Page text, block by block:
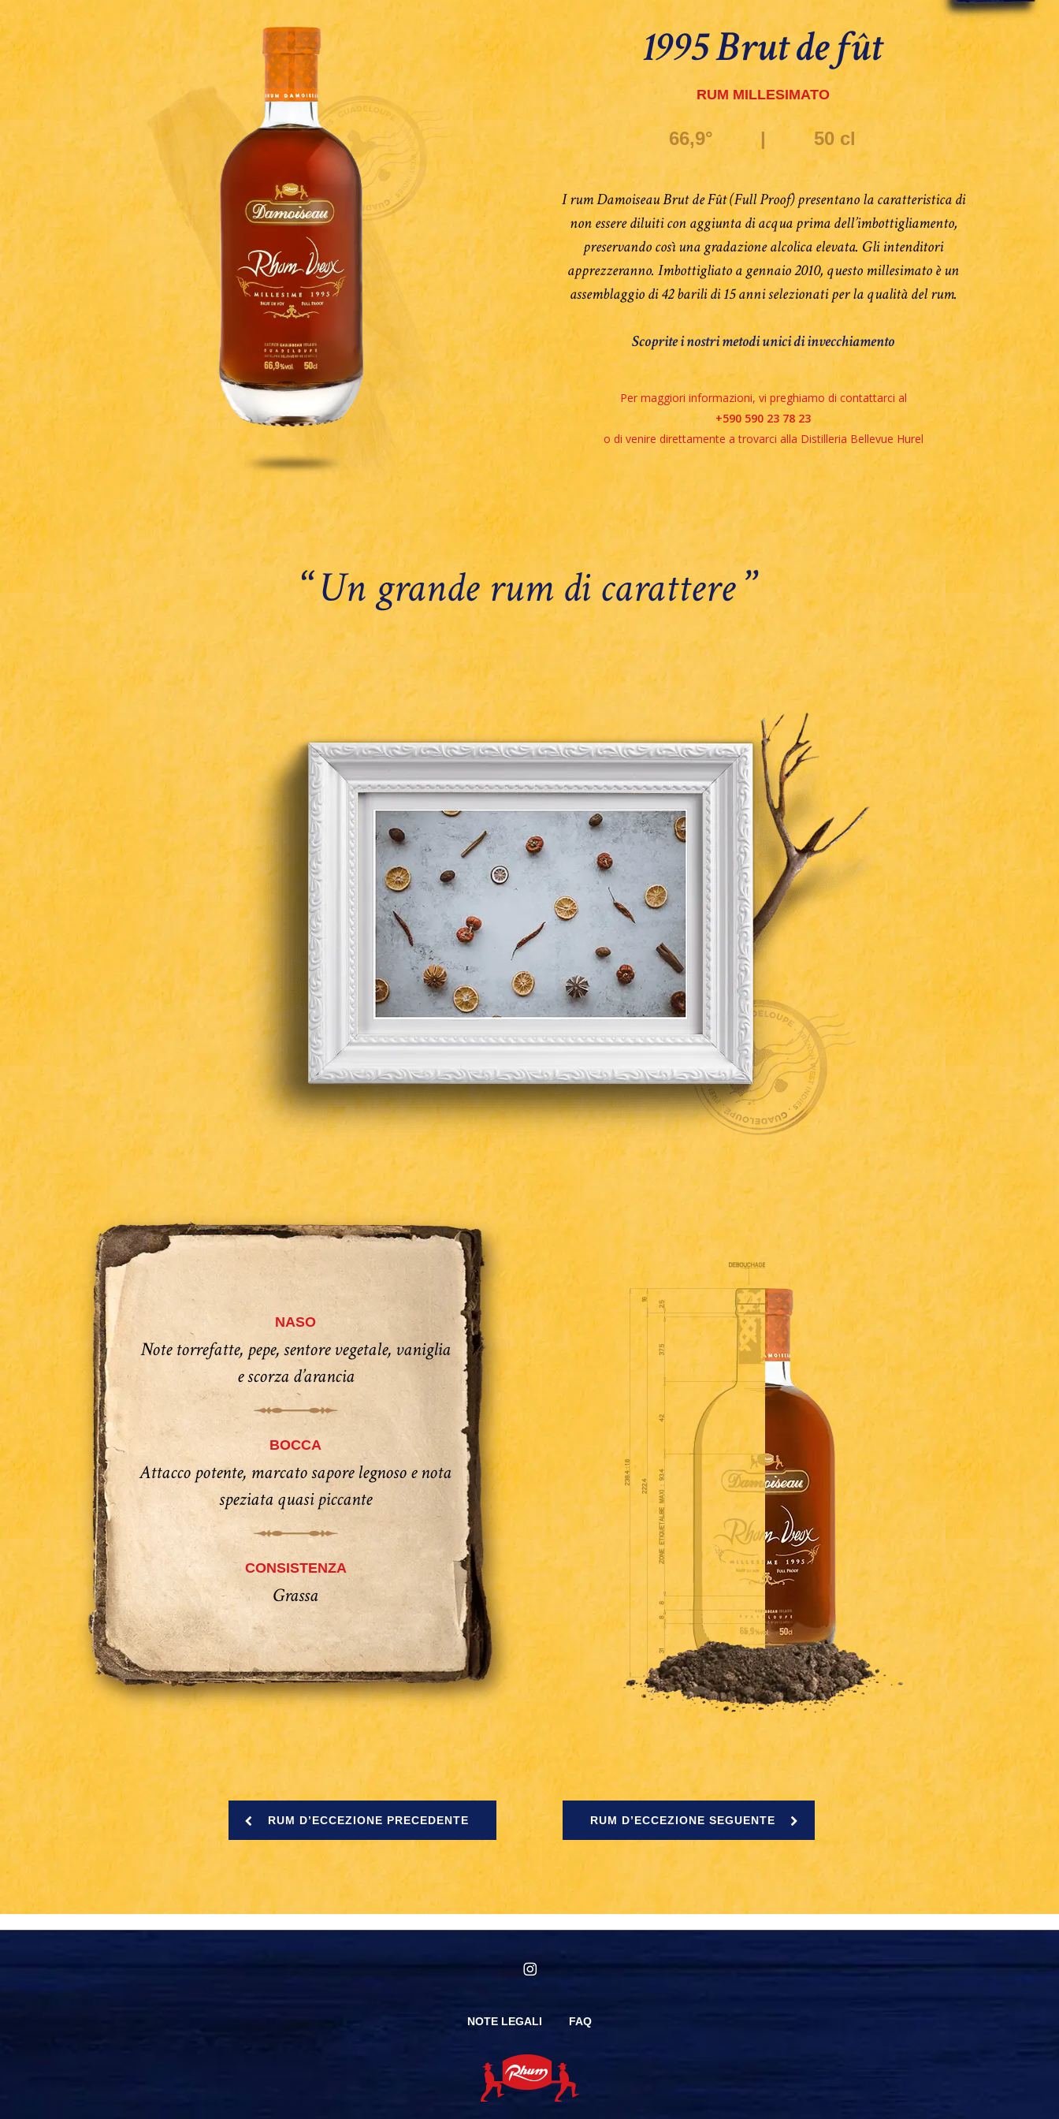
1995 Brut de fût
RUM MILLESIMATO
66,9° | 50 cl
I rum Damoiseau Brut de Fût (Full Proof) presentano la caratteristica di
non essere diluiti con aggiunta di acqua prima dell’imbottigliamento,
preservando così una gradazione alcolica elevata. Gli intenditori
apprezzeranno. Imbottigliato a gennaio 2010, questo millesimato è un
assemblaggio di 42 barili di 15 anni selezionati per la qualità del rum.
Scoprite i nostri metodi unici di invecchiamento
Per maggiori informazioni, vi preghiamo di contattarci al
+590 590 23 78 23
o di venire direttamente a trovarci alla Distilleria Bellevue Hurel
‘‘Un grande rum di carattere’’
NASO
Note torrefatte, pepe, sentore vegetale, vaniglia
e scorza d’arancia
BOCCA
Attacco potente, marcato sapore legnoso e nota
speziata quasi piccante
CONSISTENZA
Grassa
RUM D’ECCEZIONE PRECEDENTE RUM D’ECCEZIONE SEGUENTE
NOTE LEGALI FAQ